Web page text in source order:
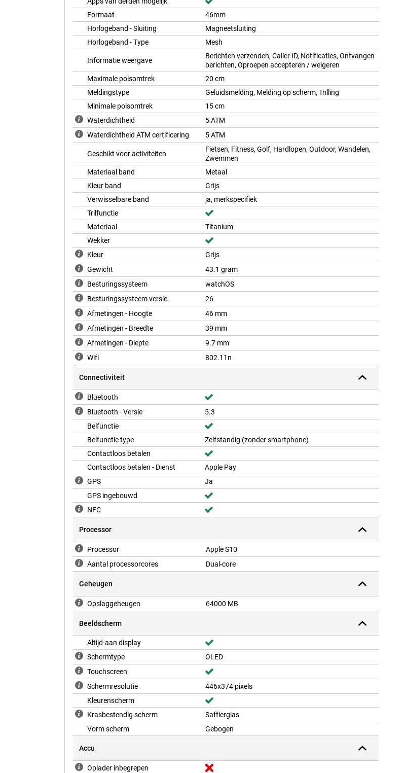
Formaat
46mm
Horlogeband - Sluiting
Magneetsluiting
Horlogeband - Type
Mesh
Informatie weergave
Berichten verzenden, Caller ID, Notificaties, Ontvangen
berichten, Oproepen accepteren / weigeren
Maximale polsomtrek
20 cm
Meldingstype
Geluidsmelding, Melding op scherm, Trilling
Minimale polsomtrek
15 cm
Waterdichtheid
5 ATM
Waterdichtheid ATM certificering
5 ATM
Geschikt voor activiteiten
Fietsen, Fitness, Golf, Hardlopen, Outdoor, Wandelen,
Zwemmen
Materiaal band
Metaal
Kleur band
Grijs
Verwisselbare band
ja, merkspecifiek
Trilfunctie
Materiaal
Titanium
Wekker
Kleur
Grijs
Gewicht
43.1 gram
Besturingssysteem
watchOS
Besturingssysteem versie
26
Afmetingen - Hoogte
46 mm
Afmetingen - Breedte
39 mm
Afmetingen - Diepte
9.7 mm
Wifi
802.11n
Connectiviteit
Bluetooth
Bluetooth - Versie
5.3
Belfunctie
Belfunctie type
Zelfstandig (zonder smartphone)
Contactloos betalen
Contactloos betalen - Dienst
Apple Pay
GPS
Ja
GPS ingebouwd
NFC
Processor
Processor
Apple S10
Aantal processorcores
Dual-core
Geheugen
Opslaggeheugen 64000 MB
Beeldscherm
Altijd-aan display
Schermtype
OLED
Touchscreen
Schermresolutie
446x374 pixels
Kleurenscherm
Krasbestendig scherm
Saffierglas
Vorm scherm
Gebogen
Accu
Oplader inbegrepen